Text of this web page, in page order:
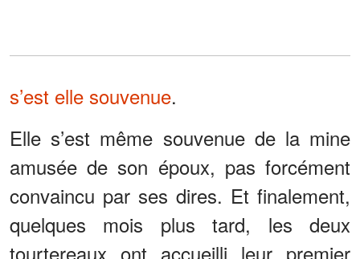
s’est elle souvenue.
Elle s’est même souvenue de la mine
amusée de son époux, pas forcément
convaincu par ses dires. Et finalement,
quelques mois plus tard, les deux
tourtereaux ont accueilli leur premier